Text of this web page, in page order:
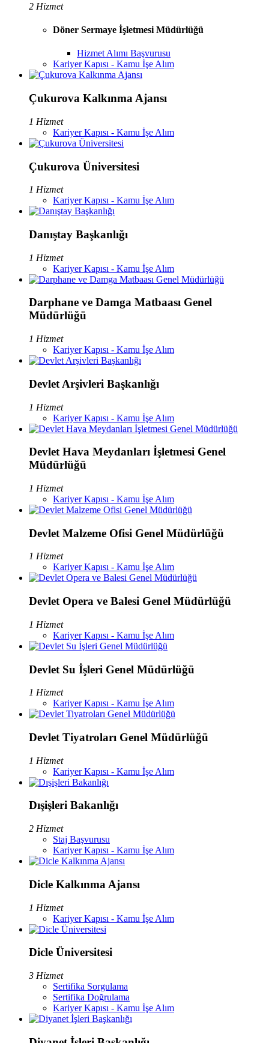
2 Hizmet
Döner Sermaye İşletmesi Müdürlüğü
Hizmet Alımı Başvurusu
Kariyer Kapısı - Kamu İşe Alım
Çukurova Kalkınma Ajansı
1 Hizmet
Kariyer Kapısı - Kamu İşe Alım
Çukurova Üniversitesi
1 Hizmet
Kariyer Kapısı - Kamu İşe Alım
Danıştay Başkanlığı
1 Hizmet
Kariyer Kapısı - Kamu İşe Alım
Darphane ve Damga Matbaası Genel
Müdürlüğü
1 Hizmet
Kariyer Kapısı - Kamu İşe Alım
Devlet Arşivleri Başkanlığı
1 Hizmet
Kariyer Kapısı - Kamu İşe Alım
Devlet Hava Meydanları İşletmesi Genel
Müdürlüğü
1 Hizmet
Kariyer Kapısı - Kamu İşe Alım
Devlet Malzeme Ofisi Genel Müdürlüğü
1 Hizmet
Kariyer Kapısı - Kamu İşe Alım
Devlet Opera ve Balesi Genel Müdürlüğü
1 Hizmet
Kariyer Kapısı - Kamu İşe Alım
Devlet Su İşleri Genel Müdürlüğü
1 Hizmet
Kariyer Kapısı - Kamu İşe Alım
Devlet Tiyatroları Genel Müdürlüğü
1 Hizmet
Kariyer Kapısı - Kamu İşe Alım
Dışişleri Bakanlığı
2 Hizmet
Staj Başvurusu
Kariyer Kapısı - Kamu İşe Alım
Dicle Kalkınma Ajansı
1 Hizmet
Kariyer Kapısı - Kamu İşe Alım
Dicle Üniversitesi
3 Hizmet
Sertifika Sorgulama
Sertifika Doğrulama
Kariyer Kapısı - Kamu İşe Alım